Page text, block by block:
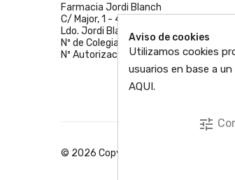
Farmacia Jordi Blanch
C/ Major, 1 - 43877
Ldo. Jordi Blanch Pastor
Nº de Colegiado: 870
Nº Autorización: F4300109
© 2026 Copyright © EbreFarma Todos
Aviso de cookies
Utilizamos cookies
usuarios en base a
AQUI.
tune